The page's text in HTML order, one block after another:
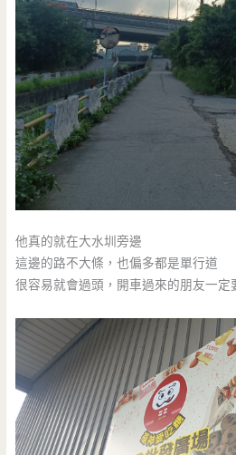
他真的就在大水圳旁邊
這邊的路不大條，也偏多都是單行道
很容易就會過頭，開車過來的朋友一定